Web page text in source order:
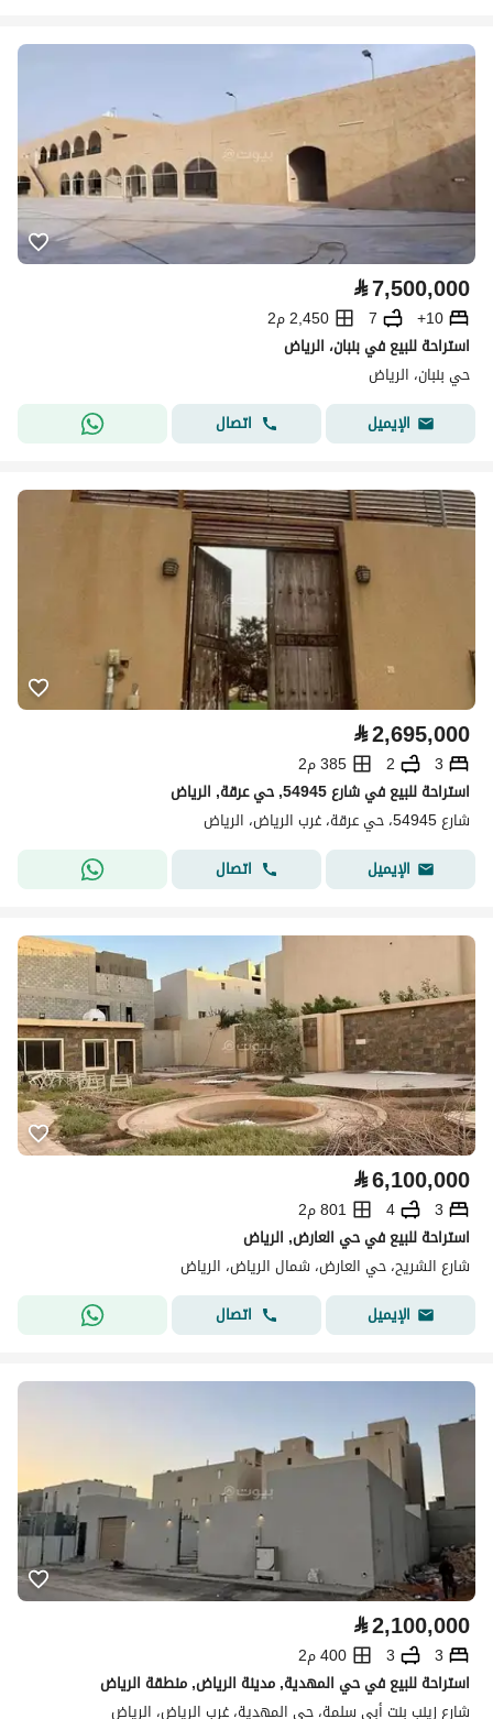
⃁7,500,000
10+
7
2,450 م2
استراحة للبيع في بنبان، الرياض
حي بنبان، الرياض
الإيميل
اتصال
⃁2,695,000
3
2
385 م2
استراحة للبيع في شارع 54945, حي عرقة, الرياض
شارع 54945، حي عرقة، غرب الرياض، الرياض
الإيميل
اتصال
⃁6,100,000
3
4
801 م2
استراحة للبيع في حي العارض, الرياض
شارع الشريح، حي العارض، شمال الرياض، الرياض
الإيميل
اتصال
⃁2,100,000
3
3
400 م2
استراحة للبيع في حي المهدية, مدينة الرياض, منطقة الرياض
شارع زينب بنت أبي سلمة، حي المهدية، غرب الرياض، الرياض